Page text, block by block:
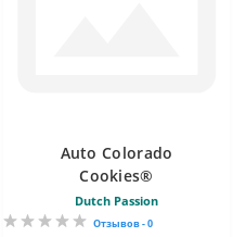
Auto Colorado
Cookies®
Dutch Passion
Отзывов - 0